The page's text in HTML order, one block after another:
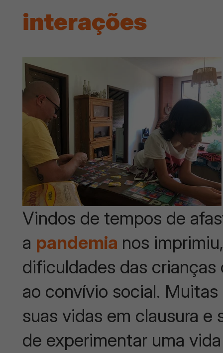
interações
Vindos de tempos de
a pandemia nos
dificuldades das
ao convívio social.
suas vidas em clausura
de experimentar uma